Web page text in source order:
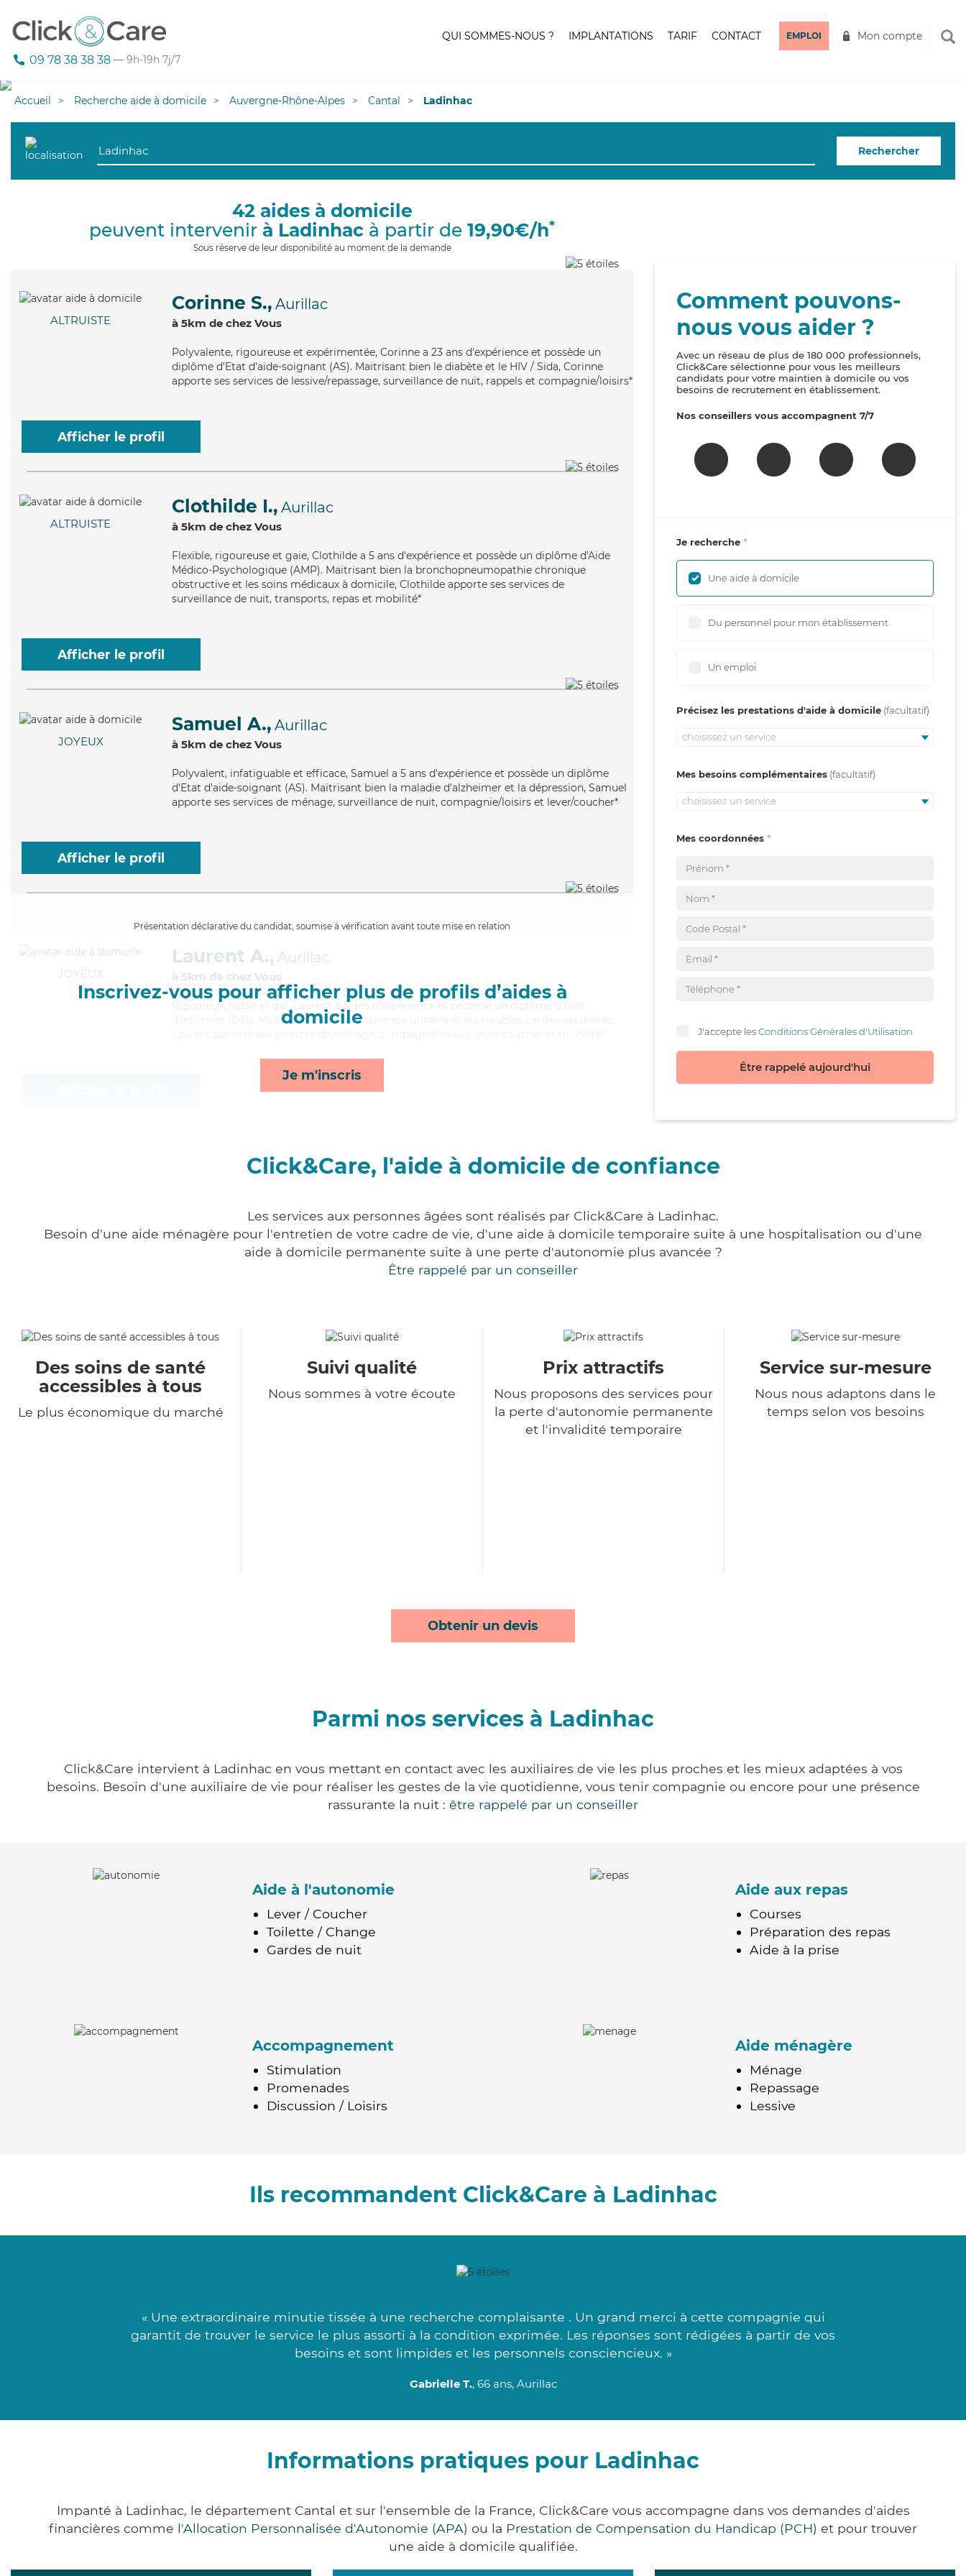
09 78 38 38 38 — 9h-19h 7j/7
QUI SOMMES-NOUS ? IMPLANTATIONS TARIF CONTACT EMPLOI Mon compte
Accueil Recherche aide à domicile Auvergne-Rhône-Alpes Cantal Ladinhac
Rechercher
42 aides à domicile
peuvent intervenir à Ladinhac à partir de 19,90€/h*
Sous réserve de leur disponibilité au moment de la demande
ALTRUISTE
Corinne S., Aurillac
à 5km de chez Vous
Polyvalente, rigoureuse et expérimentée, Corinne a 23 ans d'expérience et possède un
diplôme d'Etat d'aide-soignant (AS). Maitrisant bien le diabète et le HIV / Sida, Corinne
apporte ses services de lessive/repassage, surveillance de nuit, rappels et compagnie/loisirs*
Afficher le profil
ALTRUISTE
Clothilde I., Aurillac
à 5km de chez Vous
Flexible, rigoureuse et gaie, Clothilde a 5 ans d'expérience et possède un diplôme d'Aide
Médico-Psychologique (AMP). Maitrisant bien la bronchopneumopathie chronique
obstructive et les soins médicaux à domicile, Clothilde apporte ses services de
surveillance de nuit, transports, repas et mobilité*
Afficher le profil
JOYEUX
Samuel A., Aurillac
à 5km de chez Vous
Polyvalent, infatiguable et efficace, Samuel a 5 ans d'expérience et possède un diplôme
d'Etat d'aide-soignant (AS). Maitrisant bien la maladie d'alzheimer et la dépression, Samuel
apporte ses services de ménage, surveillance de nuit, compagnie/loisirs et lever/coucher*
Afficher le profil
Présentation déclarative du candidat, soumise à vérification avant toute mise en relation
Inscrivez-vous pour afficher plus de profils d’aides à
domicile
Je m'inscris
JOYEUX
Laurent A., Aurillac
à 5km de chez Vous
Rigoureux
, fiable et gai, Laurent a 5 ans d'expérience et possède un diplôme d'Etat
d'infirmier (DEI). Maitrisant bien l'incontinence urinaire et les troubles cardiovasculaires,
Comment pouvons-
nous vous aider ?
Avec un réseau de plus de 180 000 professionnels,
Click&Care sélectionne pour vous les meilleurs
candidats pour votre maintien à domicile ou vos
besoins de recrutement en établissement.
Nos conseillers vous accompagnent 7/7
Je recherche
Une aide à domicile
Du personnel pour mon établissement
Un emploi
Précisez les prestations d'aide à domicile
choisissez un service
Mes besoins complémentaires
choisissez un service
Mes coordonnées
J'accepte lesConditions Générales d'Utilisation
Être rappelé aujourd'hui
Click&Care, l'aide à domicile de confiance
Les services aux personnes âgées sont réalisés par Click&Care à Ladinhac.
Besoin d'une aide ménagère pour l'entretien de votre cadre de vie, d'une aide à domicile temporaire suite à une hospitalisation ou d'une
aide à domicile permanente suite à une perte d'autonomie plus avancée ?
Être rappelé par un conseiller
Des soins de santé
accessibles à tous
Le plus économique du marché
Suivi qualité
Nous sommes à votre écoute
Prix attractifs
Nous proposons des services pour
la perte d'autonomie permanente
et l'invalidité temporaire
Service sur-mesure
Nous nous adaptons dans le
temps selon vos besoins
Obtenir un devis
Parmi nos services à Ladinhac
Click&Care intervient à Ladinhac en vous mettant en contact avec les auxiliaires de vie les plus proches et les mieux adaptées à vos
besoins. Besoin d'une auxiliaire de vie pour réaliser les gestes de la vie quotidienne, vous tenir compagnie ou encore pour une présence
rassurante la nuit : être rappelé par un conseiller
Aide à l'autonomie
Lever / Coucher
Toilette / Change
Gardes de nuit
Aide aux repas
Courses
Préparation des repas
Aide à la prise
Accompagnement
Stimulation
Promenades
Discussion / Loisirs
Aide ménagère
Ménage
Repassage
Lessive
Ils recommandent Click&Care à Ladinhac
« Une extraordinaire minutie tissée à une recherche complaisante . Un grand merci à cette compagnie qui
garantit de trouver le service le plus assorti à la condition exprimée. Les réponses sont rédigées à partir de vos
besoins et sont limpides et les personnels consciencieux. »
Gabrielle T., 66 ans, Aurillac
Informations pratiques pour Ladinhac
Impanté à Ladinhac, le département Cantal et sur l'ensemble de la France, Click&Care vous accompagne dans vos demandes d'aides
financières comme l'Allocation Personnalisée d'Autonomie (APA) ou la Prestation de Compensation du Handicap (PCH) et pour trouver
une aide à domicile qualifiée.